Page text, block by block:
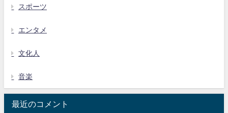
スポーツ
エンタメ
文化人
音楽
最近のコメント